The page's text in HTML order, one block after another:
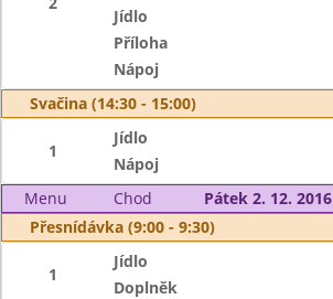
Jídlo
Příloha
Nápoj
Svačina (14:30 - 15:00)
1
Jídlo
Nápoj
Menu
Chod
Pátek 2. 12. 2016
Přesnídávka (9:00 - 9:30)
1
Jídlo
Doplněk